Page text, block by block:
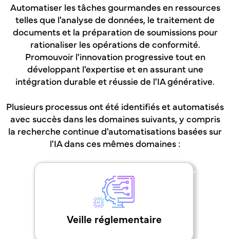
Automatiser les tâches gourmandes en ressources
telles que l'analyse de données, le traitement de
documents et la préparation de soumissions pour
rationaliser les opérations de conformité.
Promouvoir l'innovation progressive tout en
développant l'expertise et en assurant une
intégration durable et réussie de l'IA générative.
Plusieurs processus ont été identifiés et automatisés
avec succès dans les domaines suivants, y compris
la recherche continue d'automatisations basées sur
l'IA dans ces mêmes domaines :
Veille réglementaire
,